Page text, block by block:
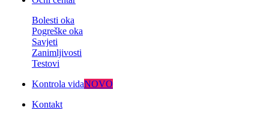
Bolesti oka
Pogreške oka
Savjeti
Zanimljivosti
Testovi
Kontrola vidaNOVO
Kontakt